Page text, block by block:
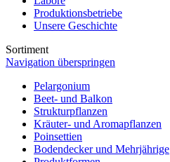
Produktionsbetriebe
Unsere Geschichte
Sortiment
Navigation überspringen
Pelargonium
Beet- und Balkon
Strukturpflanzen
Kräuter- und Aromapflanzen
Poinsettien
Bodendecker und Mehrjährige